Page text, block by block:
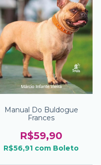
Manual Do Buldogue
Frances
R$59,90
R$56,91 com Boleto